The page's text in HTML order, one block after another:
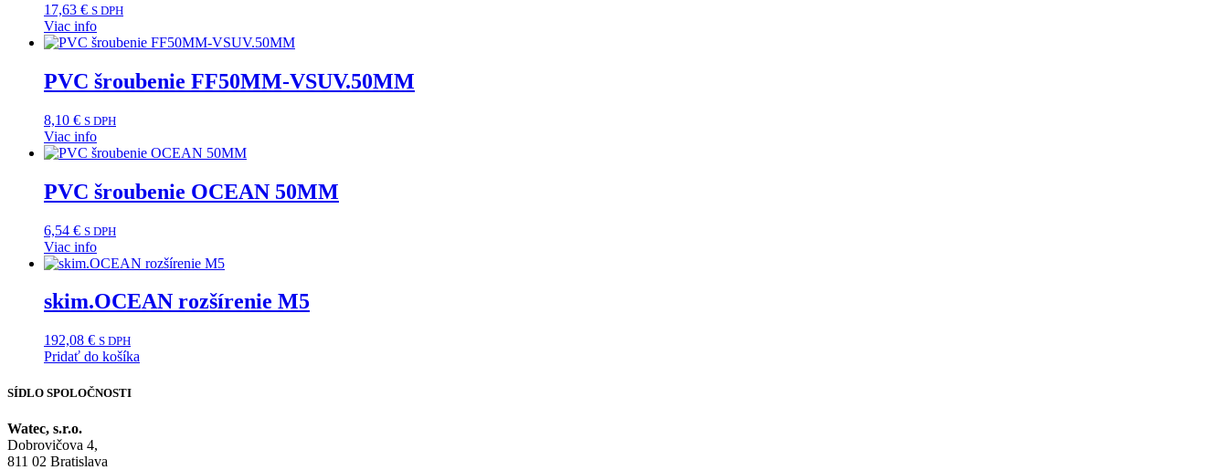
17,63 € S DPH
Viac info
PVC šroubenie FF50MM-VSUV.50MM
8,10 € S DPH
Viac info
PVC šroubenie OCEAN 50MM
6,54 € S DPH
Viac info
skim.OCEAN rozšírenie M5
192,08 € S DPH
Pridať do košíka
SÍDLO SPOLOČNOSTI
Watec, s.r.o.
Dobrovičova 4,
811 02 Bratislava